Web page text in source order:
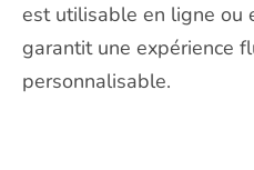
est utilisable en ligne ou
garantit une expérience
personnalisable.